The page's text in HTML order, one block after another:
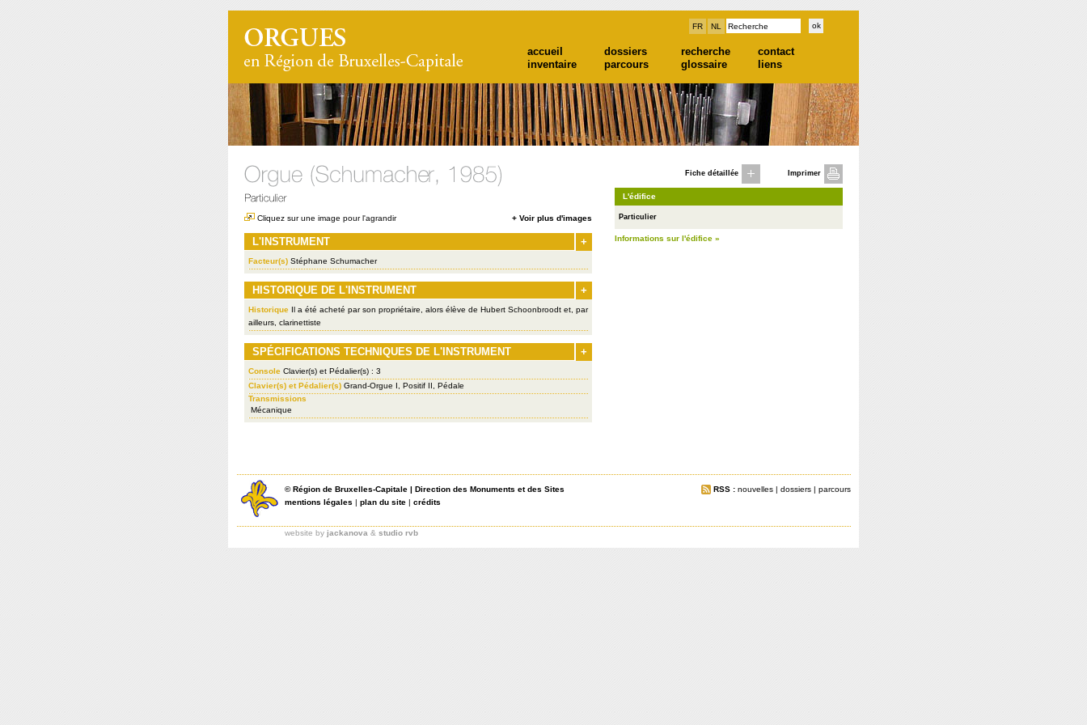
FR NL
accueil dossiers recherche
contact
inventaire
parcours glossaire liens
Cliquez sur une image pour l'agrandir + Voir plus d'images
+
L'INSTRUMENT
Facteur(s) Stéphane Schumacher
+
HISTORIQUE DE L'INSTRUMENT
Historique Il a été acheté par son propriétaire, alors élève de Hubert Schoonbroodt et, par
ailleurs, clarinettiste
+
SPÉCIFICATIONS TECHNIQUES DE L'INSTRUMENT
Console Clavier(s) et Pédalier(s) : 3
Clavier(s) et Pédalier(s) Grand-Orgue I, Positif II, Pédale
Transmissions
Mécanique
Fiche détaillée Imprimer
L'édifice
Particulier
Informations sur l'édifice »
RSS : nouvelles | dossiers | parcours
©Région de Bruxelles-Capitale | Direction des Monuments et des Sites
mentions légales | plan du site | crédits
website by jackanova & studio rvb